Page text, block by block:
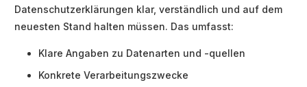
Datenschutzerklärungen klar, verständlich und auf dem
neuesten Stand halten müssen. Das umfasst:
Klare Angaben zu Datenarten und -quellen
Konkrete Verarbeitungszwecke